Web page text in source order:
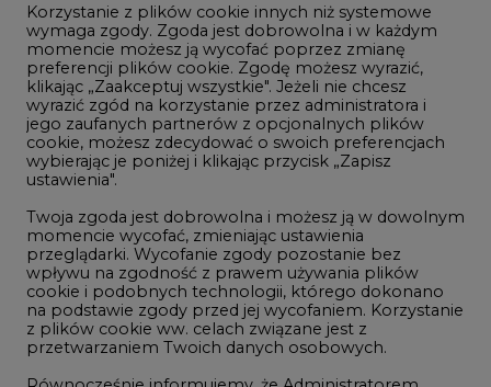
Innowacje i AI
Telekomunikacja i IT
Handel emisjami CO2
Wodór
Górnictwo
Atom
Fotowoltaika
Offshore wind
Korzystanie z plików cookie innych niż systemowe
wymaga zgody. Zgoda jest dobrowolna i w każdym
momencie możesz ją wycofać poprzez zmianę
preferencji plików cookie. Zgodę możesz wyrazić,
klikając „Zaakceptuj wszystkie". Jeżeli nie chcesz
wyrazić zgód na korzystanie przez administratora i
jego zaufanych partnerów z opcjonalnych plików
cookie, możesz zdecydować o swoich preferencjach
wybierając je poniżej i klikając przycisk „Zapisz
ustawienia".
Twoja zgoda jest dobrowolna i możesz ją w dowolnym
momencie wycofać, zmieniając ustawienia
przeglądarki. Wycofanie zgody pozostanie bez
wpływu na zgodność z prawem używania plików
cookie i podobnych technologii, którego dokonano
na podstawie zgody przed jej wycofaniem. Korzystanie
z plików cookie ww. celach związane jest z
przetwarzaniem Twoich danych osobowych.